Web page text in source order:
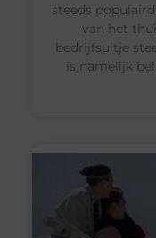
steeds
van het
bedrijfsuitje
is namelijk